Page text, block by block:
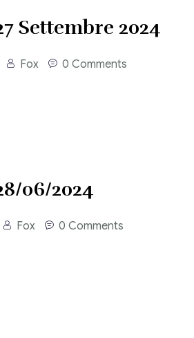
e bilancio
Settembre 2024
Fox 0 Comments
06/2024
Fox 0 Comments